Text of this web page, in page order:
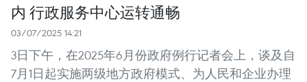
内 行政服务中心运转通畅
03/07/2025 14:21
3日下午，在2025年6月份政府例行记者会上，谈及自
7月1日起实施两级地方政府模式、为人民和企业办理